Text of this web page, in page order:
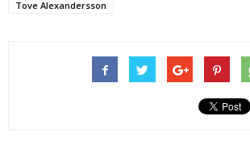
Tove Alexandersson